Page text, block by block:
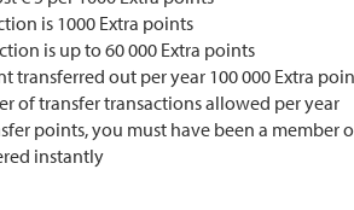
is 1000 Extra points
is up to 60 000 Extra points
transferred out per year 100 000 Extra
of transfer transactions allowed per year
points, you must have been a member
instantly